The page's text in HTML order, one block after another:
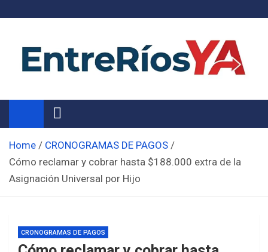
Noticias de Entre Ríos
Información de toda la provincia ahora
Home
CRONOGRAMAS DE PAGOS
Cómo reclamar y cobrar hasta $188.000 extra de la
Asignación Universal por Hijo
CRONOGRAMAS DE PAGOS